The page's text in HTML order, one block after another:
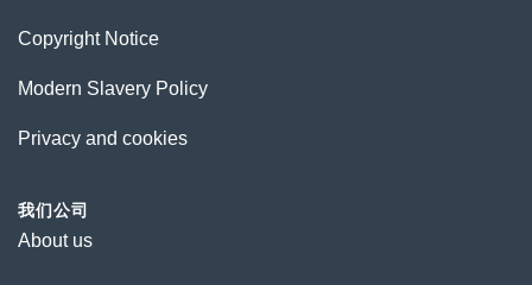
Copyright Notice
Modern Slavery Policy
Privacy and cookies
我们公司
About us